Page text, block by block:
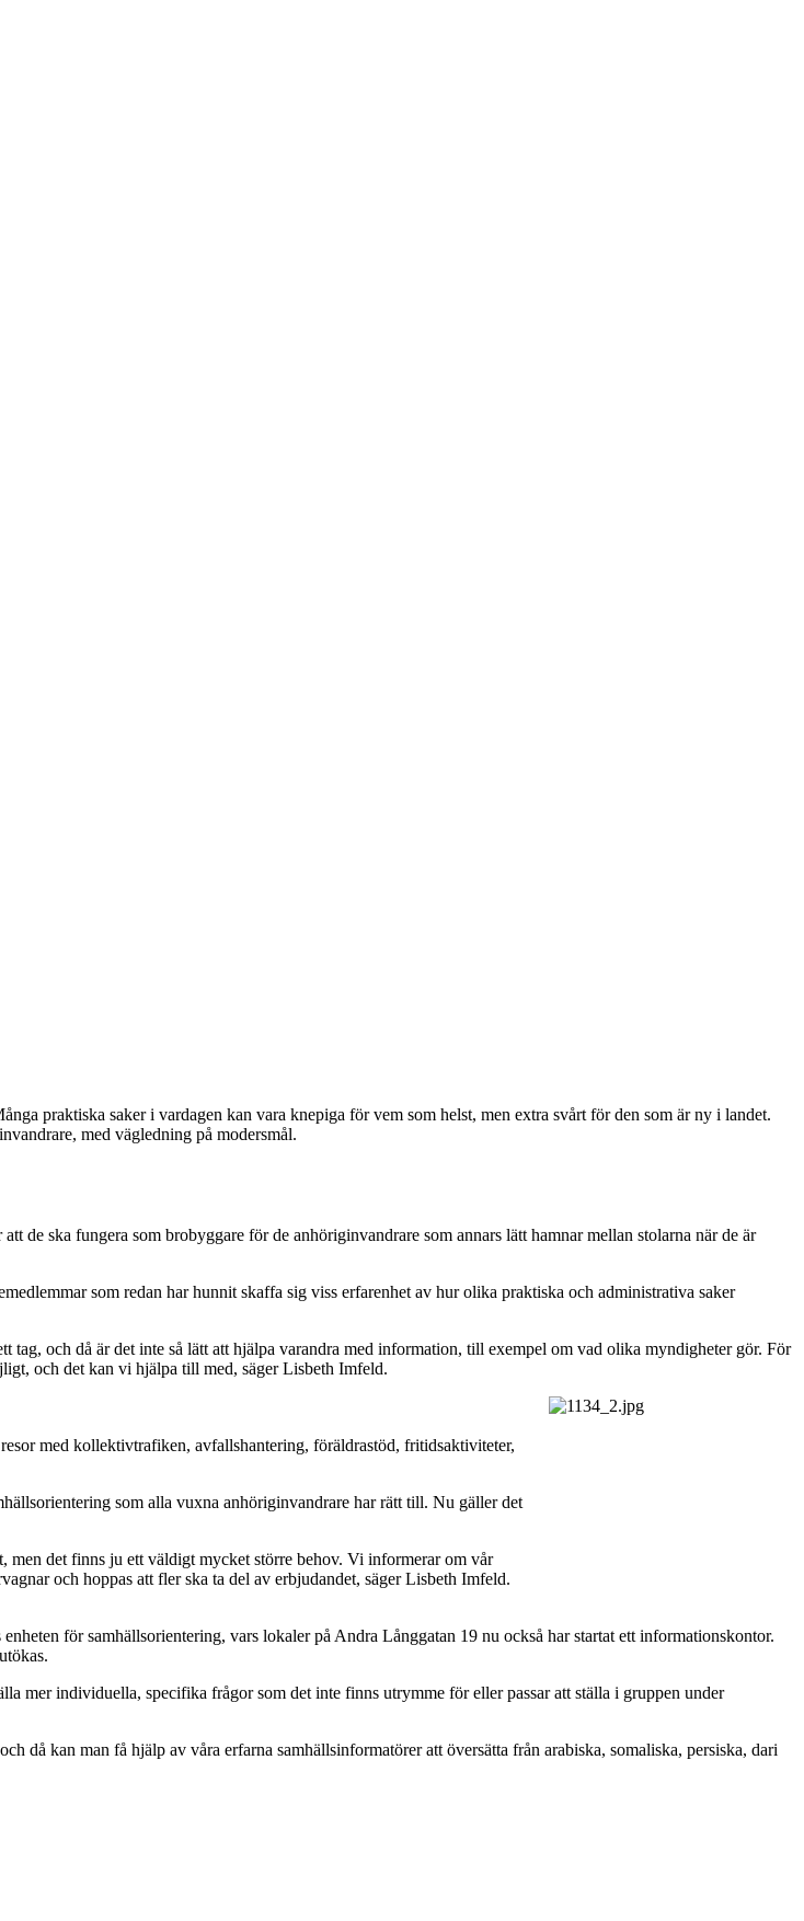
praktiska saker i vardagen kan vara knepiga för vem som helst, men extra svårt för den som är ny i landet.
med vägledning på modersmål.
de ska fungera som brobyggare för de anhöriginvandrare som annars lätt hamnar mellan stolarna när de är
som redan har hunnit skaffa sig viss erfarenhet av hur olika praktiska och administrativa saker
och då är det inte så lätt att hjälpa varandra med information, till exempel om vad olika myndigheter gör. För
och det kan vi hjälpa till med, säger Lisbeth Imfeld.
med kollektivtrafiken, avfallshantering, föräldrastöd, fritidsaktiviteter,
som alla vuxna anhöriginvandrare har rätt till. Nu gäller det
det finns ju ett väldigt mycket större behov. Vi informerar om vår
och hoppas att fler ska ta del av erbjudandet, säger Lisbeth Imfeld.
för samhällsorientering, vars lokaler på Andra Långgatan 19 nu också har startat ett informationskontor.
mer individuella, specifika frågor som det inte finns utrymme för eller passar att ställa i gruppen under
då kan man få hjälp av våra erfarna samhällsinformatörer att översätta från arabiska, somaliska, persiska, dari